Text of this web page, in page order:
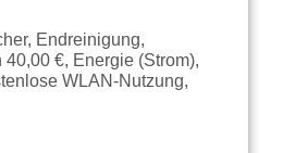
Endreinigung,
€, Energie (Strom),
WLAN-Nutzung,